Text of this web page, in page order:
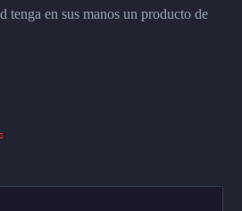
tenga en sus manos un producto de